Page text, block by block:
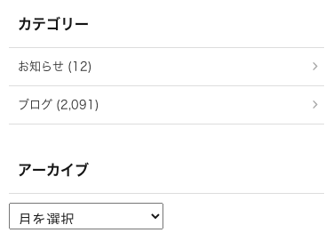
カテゴリー
お知らせ (12)
ブログ (2,091)
アーカイブ
ー